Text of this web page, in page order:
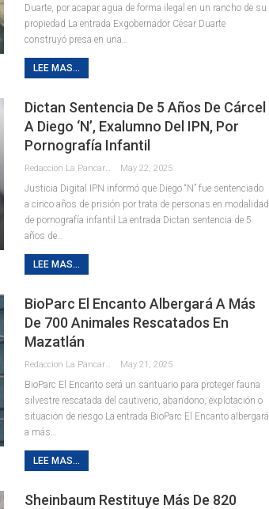
Duarte, por acapar agua de forma ilegal en un rancho de su
propiedad La entrada Exgobernador César Duarte
construyó presa en una…
LEE MAS...
Dictan Sentencia De 5 Años De Cárcel
A Diego ‘N’, Exalumno Del IPN, Por
Pornografía Infantil
May 22, 2025
Justicia Digital IPN informó que Diego “N” fue sentenciado
a cinco años de prisión por trata de personas en modalidad
de pornografía infantil La entrada Dictan sentencia de 5
años de…
LEE MAS...
BioParc El Encanto Albergará A Más
De 700 Animales Rescatados En
Mazatlán
May 21, 2025
BioParc El Encanto será un santuario para proteger fauna
silvestre rescatada del cautiverio, abandono, explotación o
situación de riesgo La entrada BioParc El Encanto albergará
a más…
LEE MAS...
Sheinbaum Restituye Más De 820